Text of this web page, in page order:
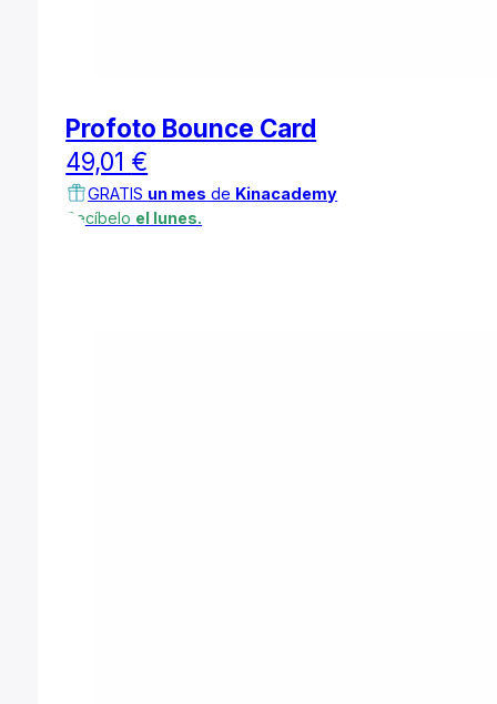
Profoto Bounce Card
49,01 €
GRATIS un mes de Kinacademy
Recíbelo el lunes.